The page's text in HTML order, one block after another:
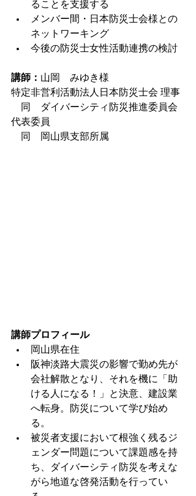
ることを支援する
メンバー間・日本防災士会様との
ネットワーキング
今後の防災士女性活動連携の検討
講師： 山岡　みゆき様
特定非営利活動法人日本防災士会 理事
同　ダイバーシティ防災推進委員会
代表委員
同　岡山県支部所属
講師プロフィール
岡山県在住
阪神淡路大震災の影響で勤め先が
会社解散となり、それを機に「助
ける人になる！」と決意、建設業
へ転身。防災について学び始め
る。
被災者支援において根強く残るジ
ェンダー問題について課題感を持
ち、ダイバーシティ防災を考えな
がら地道な啓発活動を行ってい